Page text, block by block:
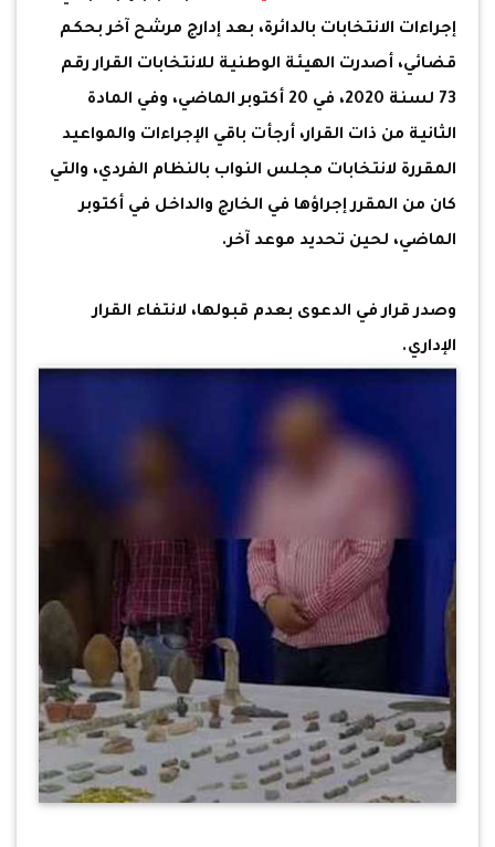
إجراءات الانتخابات بالدائرة، بعد إدارج مرشح آخر بحكم
قضائي، أصدرت الهيئة الوطنية للانتخابات القرار رقم
73 لسنة 2020، في 20 أكتوبر الماضي، وفي المادة
الثانية من ذات القرار، أرجأت باقي الإجراءات والمواعيد
المقررة لانتخابات مجلس النواب بالنظام الفردي، والتي
كان من المقرر إجراؤها في الخارج والداخل في أكتوبر
الماضي، لحين تحديد موعد آخر.
وصدر قرار في الدعوى بعدم قبولها، لانتفاء القرار
الإداري.